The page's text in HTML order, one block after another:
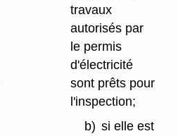
travaux
autorisés par
le permis
d'électricité
sont prêts pour
l'inspection;
b) si elle est